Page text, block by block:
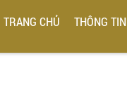
TRANG CHỦ THÔNG TIN